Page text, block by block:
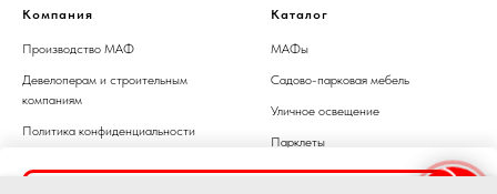
Компания
Производство МАФ
Девелоперам и строительным
компаниям
Политика конфиденциальности
Каталог
МАФы
Садово-парковая мебель
Уличное освещение
Парклеты